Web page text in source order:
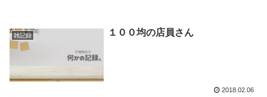
雑記録 １００均の店員さん
2018.02.06